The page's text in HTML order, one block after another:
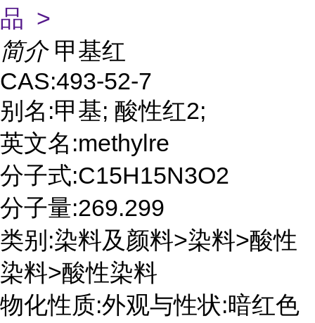
品 >
简介 甲基红
CAS:493-52-7
别名:甲基; 酸性红2;
英文名:methylre
分子式:C15H15N3O2
分子量:269.299
类别:染料及颜料>染料>酸性
染料>酸性染料
物化性质:外观与性状:暗红色